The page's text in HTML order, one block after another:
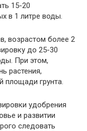
15-20
в 1 литре воды.
возрастом более 2
до 25-30
При этом,
растения,
площади грунта.
удобрения
и развитии
следовать